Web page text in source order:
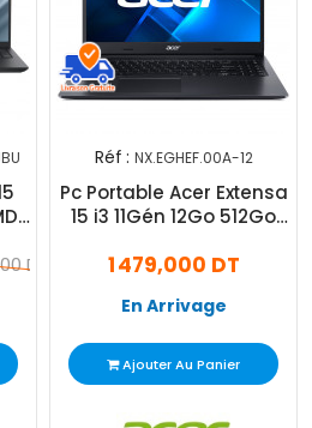
DT
Réf : NX.EGHEF.00A-12
Pc Portable Acer Extensa
15 i3 11Gén 12Go 512Go
1 479,000 DT
En Arrivage
Ajouter Au Panier